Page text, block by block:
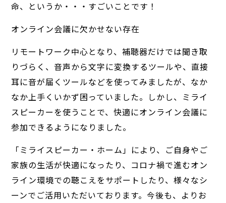
命、というか・・・すごいことです！
オンライン会議に欠かせない存在
リモートワーク中心となり、補聴器だけでは聞き取
りづらく、音声から文字に変換するツールや、直接
耳に音が届くツールなどを使ってみましたが、なか
なか上手くいかず困っていました。しかし、ミライ
スピーカーを使うことで、快適にオンライン会議に
参加できるようになりました。
「ミライスピーカー・ホーム」により、ご自身やご
家族の生活が快適になったり、コロナ禍で進むオン
ライン環境での聴こえをサポートしたり、様々なシ
ーンでご活用いただいております。今後も、よりお